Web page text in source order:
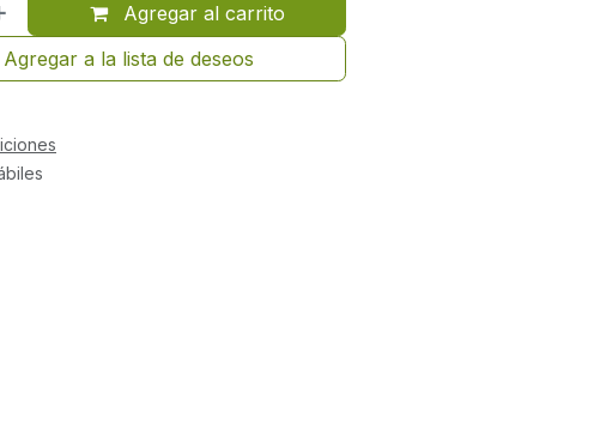
Agregar al carrito
Agregar a la lista de deseos